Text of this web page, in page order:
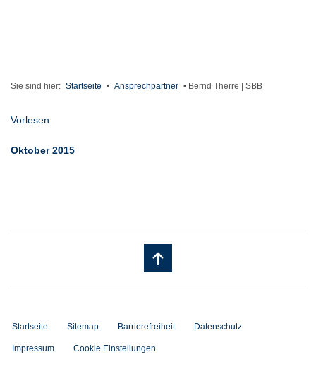
Sie sind hier: Startseite • Ansprechpartner • Bernd Therre | SBB
Vorlesen
Oktober 2015
Startseite Sitemap Barrierefreiheit Datenschutz
Impressum Cookie Einstellungen